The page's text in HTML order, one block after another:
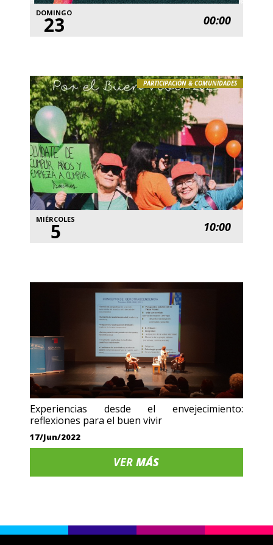
DOMINGO
23 00:00
PARTICIPACIÓN & COMUNIDADES
MIÉRCOLES
5 10:00
Experiencias desde el envejecimiento:
reflexiones para el buen vivir
17/Jun/2022
VERMÁS